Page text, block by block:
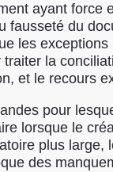
ayant
du
les
la
et le recours
pour
lorsque le
plus large,
des